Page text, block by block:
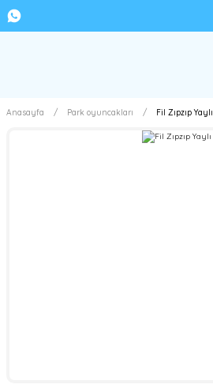
Anasayfa Park oyuncakları Fil Zıpzıp Yaylı